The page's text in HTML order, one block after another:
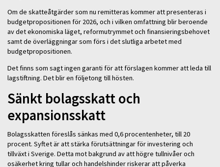
Om de skatteåtgärder som nu remitteras kommer att presenteras i
budgetpropositionen för 2026, och i vilken omfattning blir beroende
av det ekonomiska läget, reformutrymmet och finansieringsbehovet
samt de överläggningar som förs i det slutliga arbetet med
budgetpropositionen.
Det finns som sagt ingen garanti för att förslagen kommer att leda till
lagstiftning. Det blir en följetong till hösten.
Sänkt bolagsskatt och
expansionsskatt
Bolagsskatten föreslås sänkas med 0,6 procentenheter, till 20
procent. Syftet är att stärka förutsättningar för investering och
tillväxt i Sverige. Detta mot bakgrund av att högre tullnivåer och
osäkerhet kring tullar och handelshinder riskerar att påverka